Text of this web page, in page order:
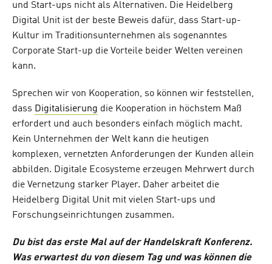
und Start-ups nicht als Alternativen. Die Heidelberg
Digital Unit ist der beste Beweis dafür, dass Start-up-
Kultur im Traditionsunternehmen als sogenanntes
Corporate Start-up die Vorteile beider Welten vereinen
kann.
Sprechen wir von Kooperation, so können wir feststellen,
dass Digitalisierung die Kooperation in höchstem Maß
erfordert und auch besonders einfach möglich macht.
Kein Unternehmen der Welt kann die heutigen
komplexen, vernetzten Anforderungen der Kunden allein
abbilden. Digitale Ecosysteme erzeugen Mehrwert durch
die Vernetzung starker Player. Daher arbeitet die
Heidelberg Digital Unit mit vielen Start-ups und
Forschungseinrichtungen zusammen.
Du bist das erste Mal auf der Handelskraft Konferenz.
Was erwartest du von diesem Tag und was können die